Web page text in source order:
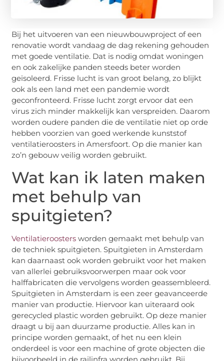
Bij het uitvoeren van een nieuwbouwproject of een
renovatie wordt vandaag de dag rekening gehouden
met goede ventilatie. Dat is nodig omdat woningen
en ook zakelijke panden steeds beter worden
geïsoleerd. Frisse lucht is van groot belang, zo blijkt
ook als een land met een pandemie wordt
geconfronteerd. Frisse lucht zorgt ervoor dat een
virus zich minder makkelijk kan verspreiden. Daarom
worden oudere panden die de ventilatie niet op orde
hebben voorzien van goed werkende kunststof
ventilatieroosters in Amersfoort. Op die manier kan
zo’n gebouw veilig worden gebruikt.
Wat kan ik laten maken
met behulp van
spuitgieten?
Ventilatieroosters worden gemaakt met behulp van
de techniek spuitgieten. Spuitgieten in Amsterdam
kan daarnaast ook worden gebruikt voor het maken
van allerlei gebruiksvoorwerpen maar ook voor
halffabricaten die vervolgens worden geassembleerd.
Spuitgieten in Amsterdam is een zeer geavanceerde
manier van productie. Hiervoor kan uiteraard ook
gerecycled plastic worden gebruikt. Op deze manier
draagt u bij aan duurzame productie. Alles kan in
principe worden gemaakt, of het nu een klein
onderdeel is voor een machine of grote objecten die
bijvoorbeeld in de railinfra worden gebruikt. Bij